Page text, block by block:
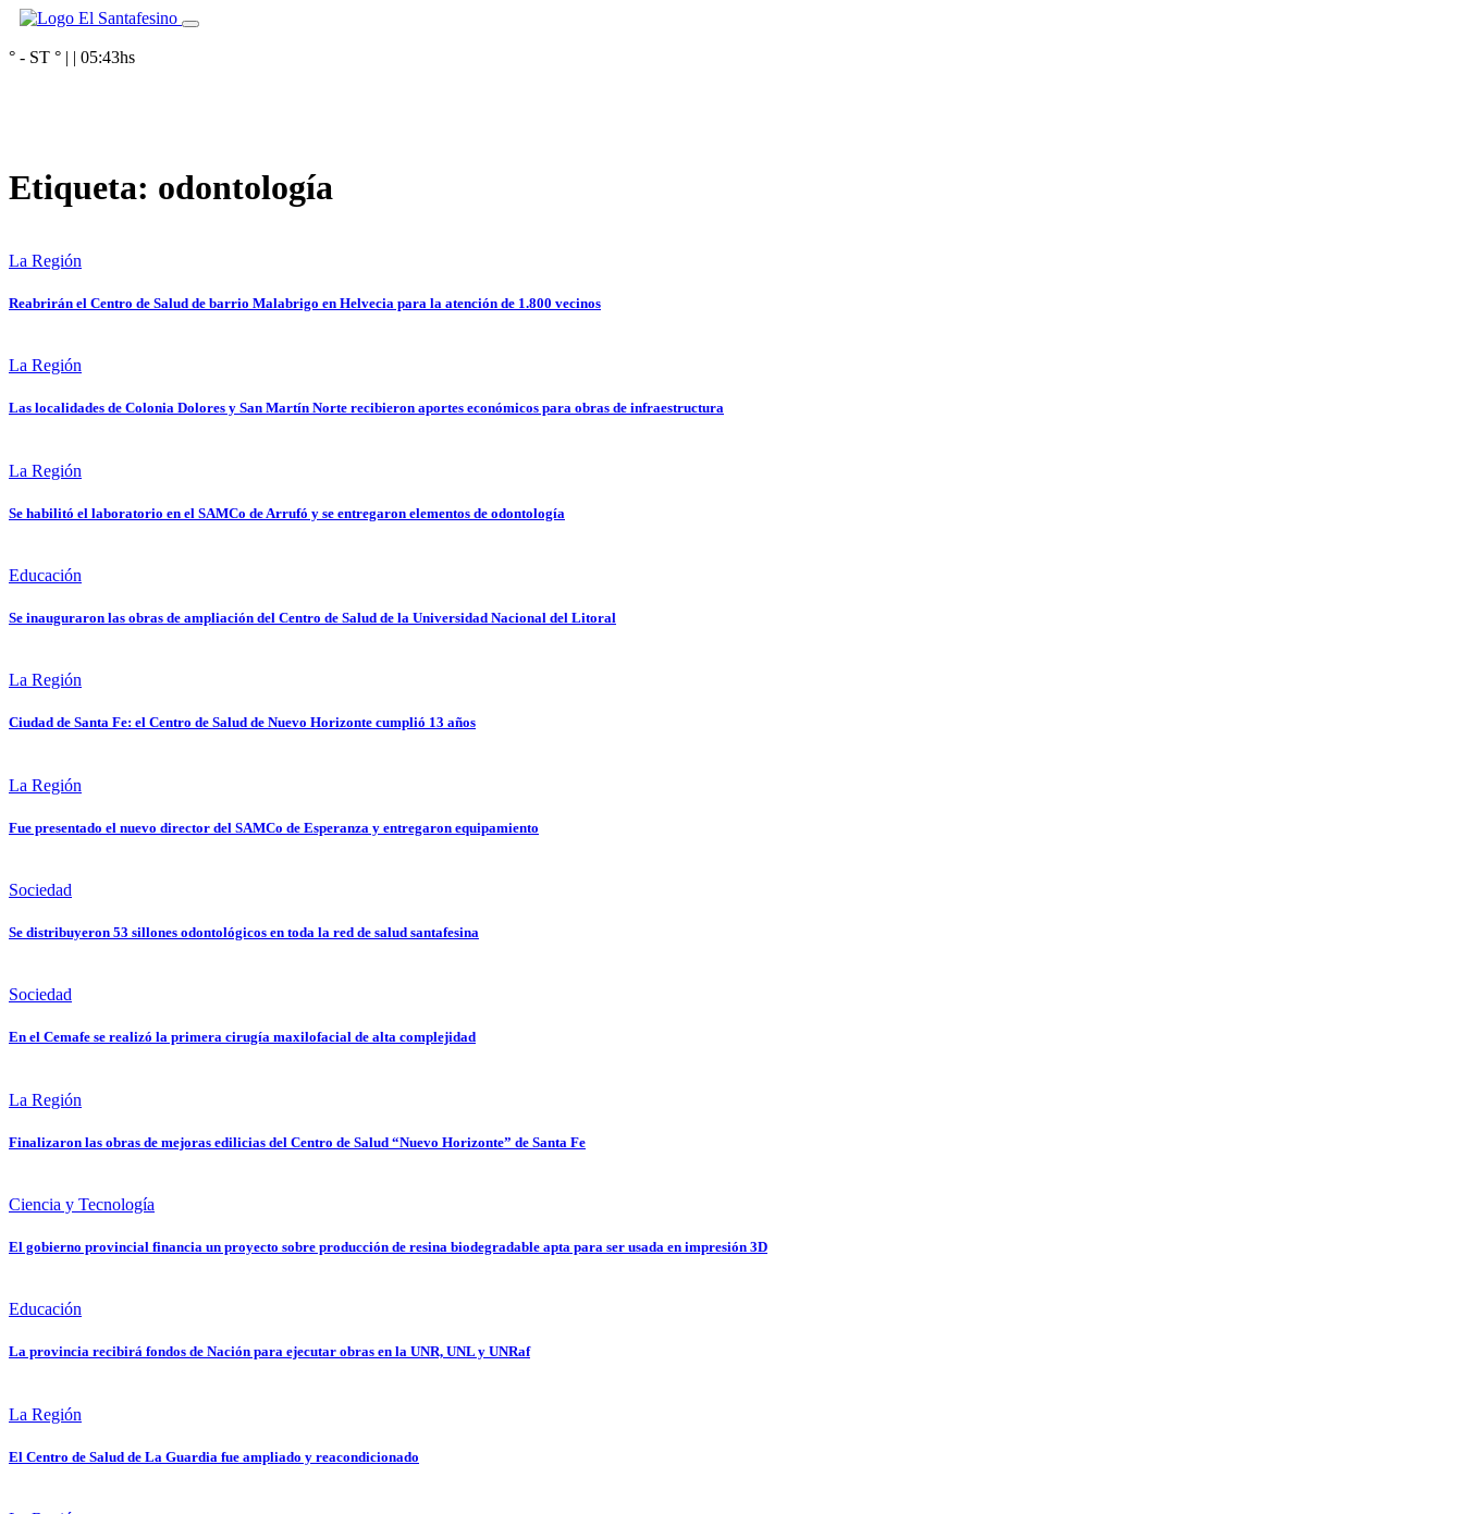
° - ST ° | | 05:43hs
Etiqueta: odontología
La Región
Reabrirán el Centro de Salud de barrio Malabrigo en Helvecia para la atención de 1.800 vecinos
La Región
Las localidades de Colonia Dolores y San Martín Norte recibieron aportes económicos para obras de infraestructura
La Región
Se habilitó el laboratorio en el SAMCo de Arrufó y se entregaron elementos de odontología
Educación
Se inauguraron las obras de ampliación del Centro de Salud de la Universidad Nacional del Litoral
La Región
Ciudad de Santa Fe: el Centro de Salud de Nuevo Horizonte cumplió 13 años
La Región
Fue presentado el nuevo director del SAMCo de Esperanza y entregaron equipamiento
Sociedad
Se distribuyeron 53 sillones odontológicos en toda la red de salud santafesina
Sociedad
En el Cemafe se realizó la primera cirugía maxilofacial de alta complejidad
La Región
Finalizaron las obras de mejoras edilicias del Centro de Salud “Nuevo Horizonte” de Santa Fe
Ciencia y Tecnología
El gobierno provincial financia un proyecto sobre producción de resina biodegradable apta para ser usada en impresión 3D
Educación
La provincia recibirá fondos de Nación para ejecutar obras en la UNR, UNL y UNRaf
La Región
El Centro de Salud de La Guardia fue ampliado y reacondicionado